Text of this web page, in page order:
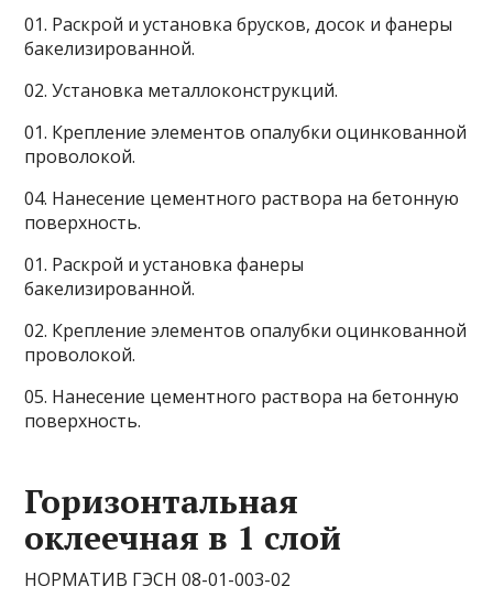
01. Раскрой и установка брусков, досок и фанеры
бакелизированной.
02. Установка металлоконструкций.
01. Крепление элементов опалубки оцинкованной
проволокой.
04. Нанесение цементного раствора на бетонную
поверхность.
01. Раскрой и установка фанеры
бакелизированной.
02. Крепление элементов опалубки оцинкованной
проволокой.
05. Нанесение цементного раствора на бетонную
поверхность.
Горизонтальная
оклеечная в 1 слой
НОРМАТИВ ГЭСН 08-01-003-02